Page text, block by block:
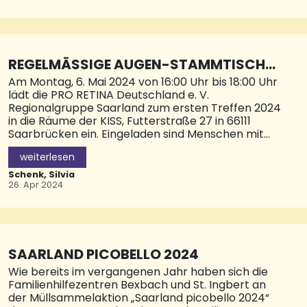
Mit ihrem Besuch in der UKS-Augenklinik sorgten
Verbandsjuristin Natalie Truar vom Landesverband
des Marburger Bundes für große Freude. Zum
ersten Mal erhielt die Klinik unter der Leitung von
Prof. Dr. Berthold Seitz das Gütesiegel „Gute
Weiterbildung“ für ihre Facharztweiterbildung. Der
Marburger Bund setzt sich dafür ein, dass junge
Fachärztinnen und Fachärzte eine bestmögliche
Weiterbildung in den Kliniken erhalten. Diese soll
gut strukturiert sein und umfassende praktisch
REGELMÄSSIGE AUGEN-STAMMTISCH(
E) IN SAARBRÜCKEN AB 6. MAI 2024
Am Montag, 6. Mai 2024 von 16:00 Uhr bis 18:00 Uhr
lädt die PRO RETINA Deutschland e. V.
Regionalgruppe Saarland zum ersten Treffen 2024
in die Räume der KISS, Futterstraße 27 in 66111
Saarbrücken ein. Eingeladen sind Menschen mit
degenerativen Netzhauterkrankungen, die zu einer
kontinuierlichen Minderung der Sehkraft führen
ebenso wie Betroffene einer Altersabhängigen
Makula-Degeneration (AMD).
Rund 7,5 Millionen Menschen in Deutschland leben
mit einer Altersabhängigen Makula-Degeneration
Netzhaut in Deutschland die häufigste Ursache
schwerer Sehbehinderung bei Menschen über 60
Jahre. Um den vielen Betroffenen zu helfen, wird
PRO RETINA zukünftig regelmäßig auch in
Saarbrücken Beratungen anbieten, den Austausch
weiterlesen
Schenk, Silvia
26. Apr 2024
SAARLAND PICOBELLO 2024
Wie bereits im vergangenen Jahr haben sich die
Familienhilfezentren Bexbach und St. Ingbert an
der Müllsammelaktion „Saarland picobello 2024“